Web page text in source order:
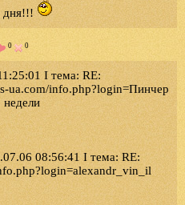
дня!!!
0 0
I тема: RE:
ua.com/info.php?login=Пинчер
недели
08:56:41 I тема: RE: